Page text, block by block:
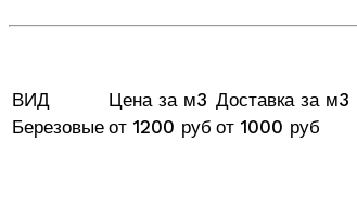
ВИД Цена за м3 Доставка за м3
Березовые от 1200 руб от 1000 руб